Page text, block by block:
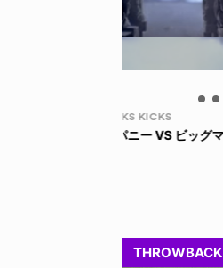
LIFE HACK
LINE SOCKS
THROWBACK